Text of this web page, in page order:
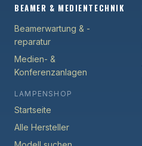
BEAMER & MEDIENTECHNIK
Beamerwartung & -
reparatur
Medien- &
Konferenzanlagen
LAMPENSHOP
Startseite
Alle Hersteller